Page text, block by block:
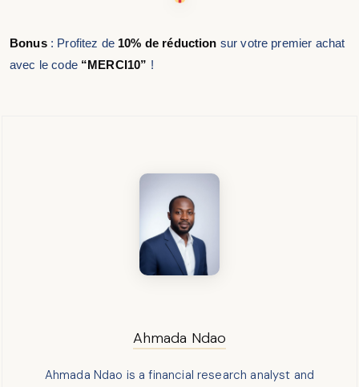
Bonus: Profitez de 10% de réduction sur votre premier achat
avec le code “MERCI10” !
Ahmada Ndao
Ahmada Ndao is a financial research analyst and